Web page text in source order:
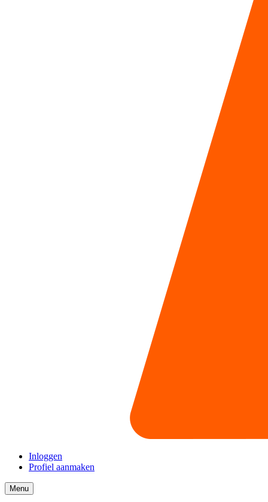
Inloggen
Profiel aanmaken
MenuMenu
collapsed